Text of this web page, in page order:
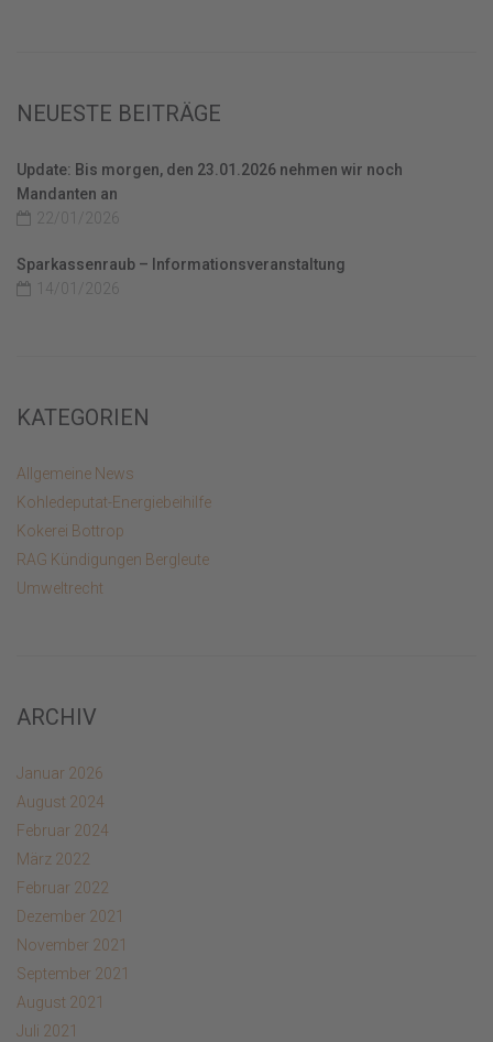
NEUESTE BEITRÄGE
Update: Bis morgen, den 23.01.2026 nehmen wir noch
Mandanten an
22/01/2026
Sparkassenraub – Informationsveranstaltung
14/01/2026
KATEGORIEN
Allgemeine News
Kohledeputat-Energiebeihilfe
Kokerei Bottrop
RAG Kündigungen Bergleute
Umweltrecht
ARCHIV
Januar 2026
August 2024
Februar 2024
März 2022
Februar 2022
Dezember 2021
November 2021
September 2021
August 2021
Juli 2021